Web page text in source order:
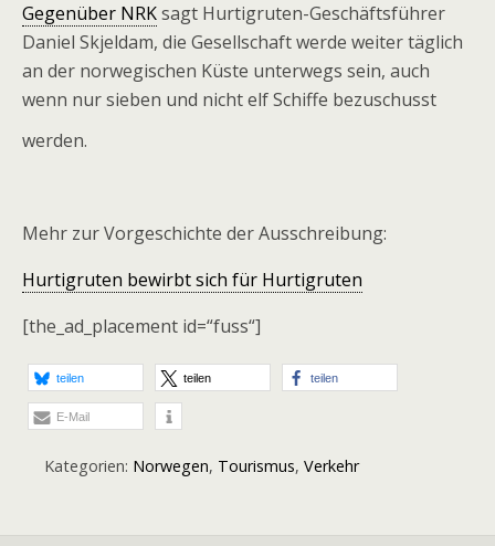
Gegenüber NRKsagt Hurtigruten-Geschäftsführer
Daniel Skjeldam, die Gesellschaft werde weiter täglich
an der norwegischen Küste unterwegs sein, auch
wenn nur sieben und nicht elf Schiffe bezuschusst
werden.
Mehr zur Vorgeschichte der Ausschreibung:
Hurtigruten bewirbt sich für Hurtigruten
[the_ad_placement id=“fuss“]
teilen teilen teilen
E-Mail
Kategorien: Norwegen, Tourismus, Verkehr